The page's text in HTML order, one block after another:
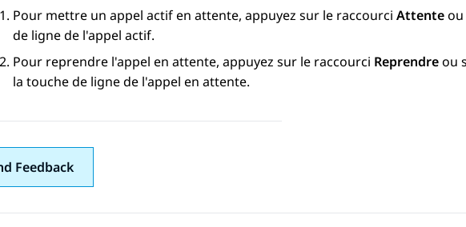
Pour mettre un appel actif en attente, appuyez sur le raccourci Attente
de ligne de l'appel actif.
Pour reprendre l'appel en attente, appuyez sur le raccourci Reprendreou
la touche de ligne de l'appel en attente.
Feedback